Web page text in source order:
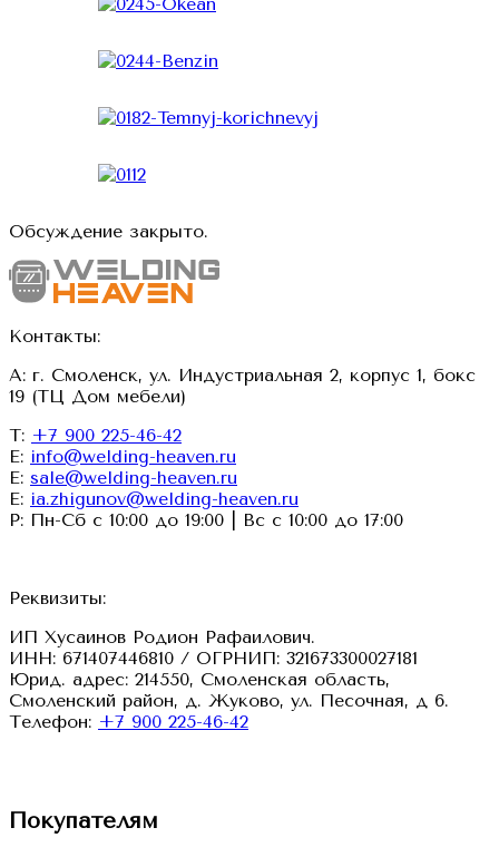
Обсуждение закрыто.
Контакты:
А: г. Смоленск, ул. Индустриальная 2, корпус 1, бокс
19 (ТЦ Дом мебели)
Т: +7 900 225-46-42
E: info@welding-heaven.ru
E: sale@welding-heaven.ru
E: ia.zhigunov@welding-heaven.ru
Р: Пн-Сб с 10:00 до 19:00 | Вс с 10:00 до 17:00
Реквизиты:
ИП Хусаинов Родион Рафаилович.
ИНН: 671407446810 / ОГРНИП: 321673300027181
Юрид. адрес: 214550, Смоленская область,
Смоленский район, д. Жуково, ул. Песочная, д 6.
Телефон: +7 900 225-46-42
Покупателям